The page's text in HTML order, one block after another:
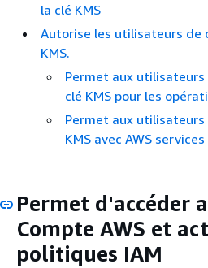
la clé KMS
Autorise les utilisateurs de
KMS.
Permet aux
clé KMS pour les
Permet aux
KMS avec AWS services
Permet d'accéder
Compte AWS et
politiques IAM